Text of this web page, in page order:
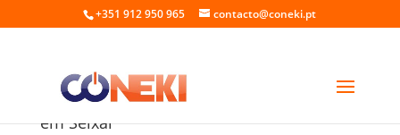
+351 912 950 965 contacto@coneki.pt
Agência de marketing digital para Artista
em Seixal